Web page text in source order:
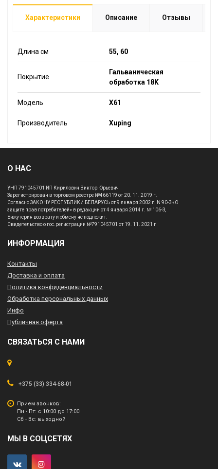
Характеристики Описание Отзывы
Длина см 55, 60
Покрытие
Гальваническая
обработка 18K
Модель X61
Производитель Xuping
О НАС
УНП 791045701 ИП Кирилович Виктор Юрьевич
Зарегистрирован в торговом реестре №466119 от 20. 11. 2019 г.
Согласно ЗАКОНУ РЕСПУБЛИКИ БЕЛАРУСЬ от 9 января 2002 г. N 90-З «О
защите прав потребителей» в редакции от 4 января 2014 г. № 106-З,
Бижутерия возврату и обмену не подлежит.
Свидетельство о гос.регистрации №791045701 от 19. 11. 2021 г
ИНФОРМАЦИЯ
Контакты
Доставка и оплата
Политика конфиденциальности
Обработка персональных данных
Инфо
Публичная оферта
СВЯЗАТЬСЯ С НАМИ
+375 (33) 334-68-01
Прием звонков:
Пн - Пт: с 10:00 до 17:00
Сб - Вс: выходной
МЫ В СОЦСЕТЯХ